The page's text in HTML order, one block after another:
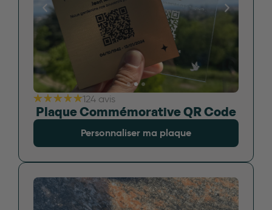
124 avis
Plaque Commémorative QR Code
Personnaliser ma plaque